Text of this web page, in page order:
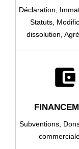
Déclaration,
Statuts,
dissolution,
account_balance_wallet
Subventions,